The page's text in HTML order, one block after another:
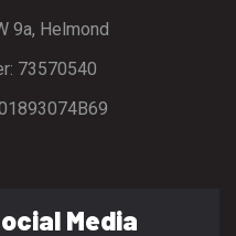
9a, Helmond
73570540
Media